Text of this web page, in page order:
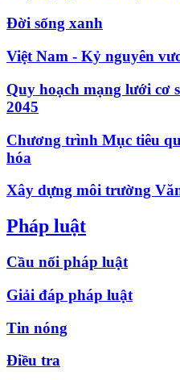
Đời sống xanh
Việt Nam - Kỷ nguyên
Quy hoạch mạng lưới cơ
2045
Chương trình Mục tiêu
hóa
Xây dựng môi trường
Pháp luật
Cầu nối pháp luật
Giải đáp pháp luật
Tin nóng
Điều tra